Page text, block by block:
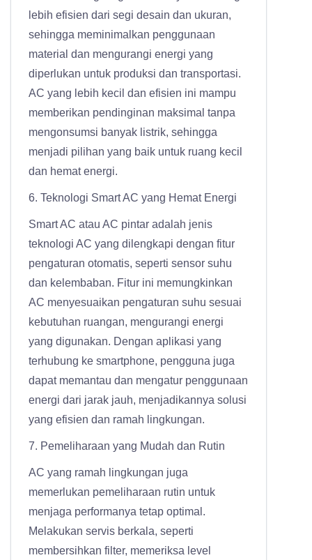
lebih efisien dari segi desain dan ukuran,
sehingga meminimalkan penggunaan
material dan mengurangi energi yang
diperlukan untuk produksi dan transportasi.
AC yang lebih kecil dan efisien ini mampu
memberikan pendinginan maksimal tanpa
mengonsumsi banyak listrik, sehingga
menjadi pilihan yang baik untuk ruang kecil
dan hemat energi.
6. Teknologi Smart AC yang Hemat Energi
Smart AC atau AC pintar adalah jenis
teknologi AC yang dilengkapi dengan fitur
pengaturan otomatis, seperti sensor suhu
dan kelembaban. Fitur ini memungkinkan
AC menyesuaikan pengaturan suhu sesuai
kebutuhan ruangan, mengurangi energi
yang digunakan. Dengan aplikasi yang
terhubung ke smartphone, pengguna juga
dapat memantau dan mengatur penggunaan
energi dari jarak jauh, menjadikannya solusi
yang efisien dan ramah lingkungan.
7. Pemeliharaan yang Mudah dan Rutin
AC yang ramah lingkungan juga
memerlukan pemeliharaan rutin untuk
menjaga performanya tetap optimal.
Melakukan servis berkala, seperti
membersihkan filter, memeriksa level